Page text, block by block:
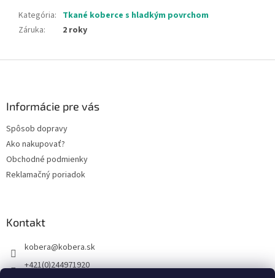
Kategória: Tkané koberce s hladkým povrchom
Záruka: 2 roky
Informácie pre vás
Spôsob dopravy
Ako nakupovať?
Obchodné podmienky
Reklamačný poriadok
Kontakt
kobera@kobera.sk
+421(0)244971920